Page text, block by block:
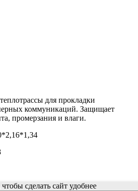
для прокладки
коммуникаций. Защищает
промерзания и влаги.
сделать сайт удобнее